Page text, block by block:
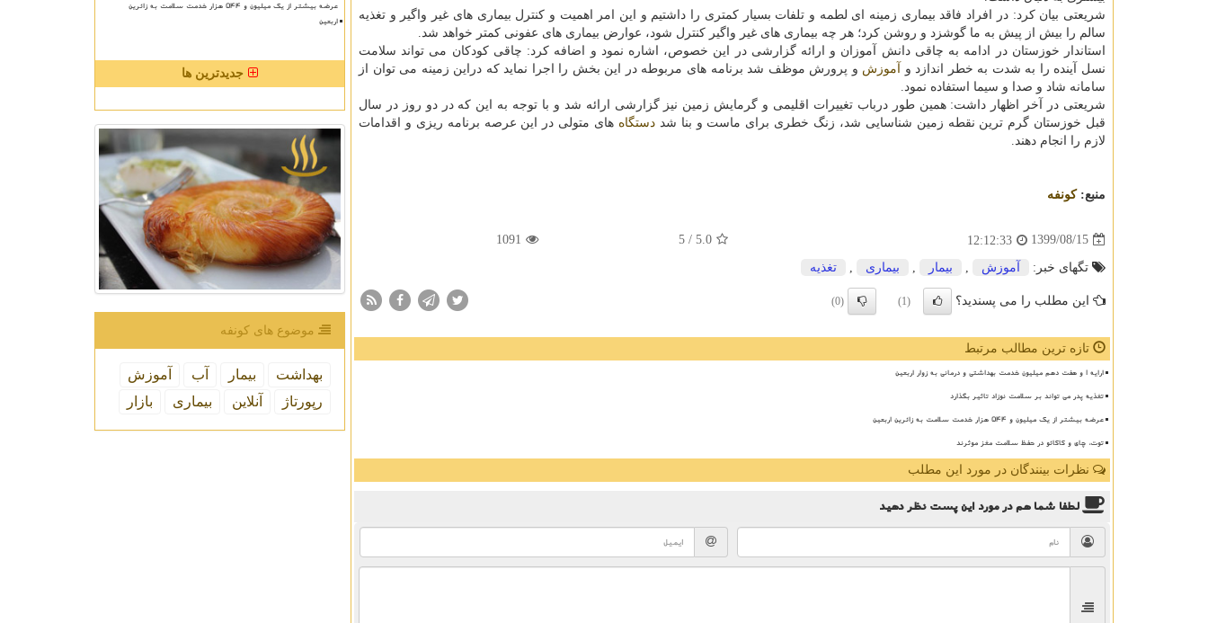
شریعتی بیان کرد: در افراد فاقد بیماری زمینه ای لطمه و تلفات بسیار کمتری را داشتیم و این امر اهمیت و کنترل بیماری های غیر واگیر و تغذیه
سالم را بیش از پیش به ما گوشزد و روشن کرد؛ هر چه بیماری های غیر واگیر کنترل شود، عوارض بیماری های عفونی کمتر خواهد شد.
استاندار خوزستان در ادامه به چاقی دانش آموزان و ارائه گزارشی در این خصوص، اشاره نمود و اضافه کرد: چاقی کودکان می تواند سلامت
نسل آینده را به شدت به خطر اندازد و
آموزش و پرورش موظف شد برنامه های مربوطه در این بخش را اجرا نماید که دراین زمینه می توان از
سامانه شاد و صدا و سیما استفاده نمود.
شریعتی در آخر اظهار داشت: همین طور درباب تغییرات اقلیمی و گرمایش زمین نیز گزارشی ارائه شد و با توجه به این که در دو روز در سال
قبل خوزستان گرم ترین نقطه زمین شناسایی شد، زنگ خطری برای ماست و بنا شددستگاه های متولی در این عرصه برنامه ریزی و اقدامات
لازم را انجام دهند.
منبع:كونفه
1399/08/15
12:12:33
5.0
/ 5
1091
تگهای خبر: آموزش بیمار بیماری تغذیه
این مطلب را می پسندید؟ (1)
(0)
تازه ترین مطالب مرتبط
ارایه ۱ و هفت دهم میلیون خدمت بهداشتی و درمانی به زوار اربعین
تغذیه پدر می تواند بر سلامت نوزاد تاثیر بگذارد
عرضه بیشتر از یک میلیون و ۵۴۴ هزار خدمت سلامت به زائرین اربعین
توت، چای و کاکائو در حفظ سلامت مغز موثرند
نظرات بینندگان در مورد این مطلب
لطفا شما همدر مورد این پستنظر دهید
عرضه بیشتر از یک میلیون و ۵۴۴ هزار خدمت سلامت به زائرین
اربعین
جدیدترین ها
موضوع های كونفه
بهداشت بیمار آب
آموزش
رپورتاژ
آنلاین بیماری بازار